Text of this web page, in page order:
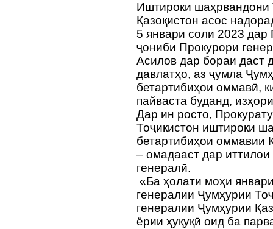
Иштироки шаҳрвандони
Қазоқистон асос
5 январи соли 2023
ҷониби Прокурори
Асилов дар бораи даст
давлатҳо, аз ҷумла
бетартибиҳои оммавӣ,
пайваста буданд,
Дар ин росто,
Тоҷикистон иштироки
бетартибиҳои оммавии
– омадааст дар
генералӣ.
«Ба ҳолати моҳи
генералии Ҷумҳурии
генералии Ҷумҳурии
ёрии ҳуқуқӣ оид ба